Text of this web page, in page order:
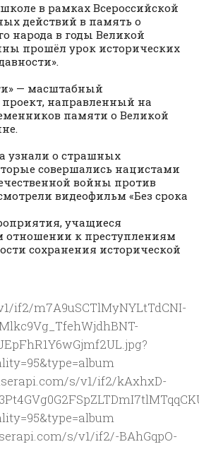
в рамках Всероссийской
действий в память о
народа в годы Великой
прошёл урок исторических
— масштабный
проект, направленный на
памяти о Великой
узнали о страшных
совершались нацистами
войны против
видеофильм «Без срока
учащиеся
отношении к преступлениям
сохранения исторической